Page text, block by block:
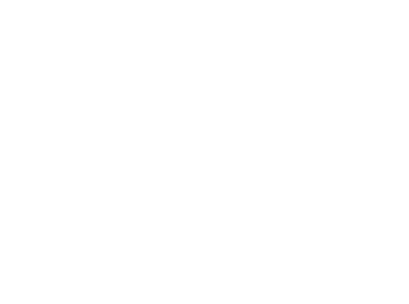
「水頭症」の概要を知っていただくことができます。